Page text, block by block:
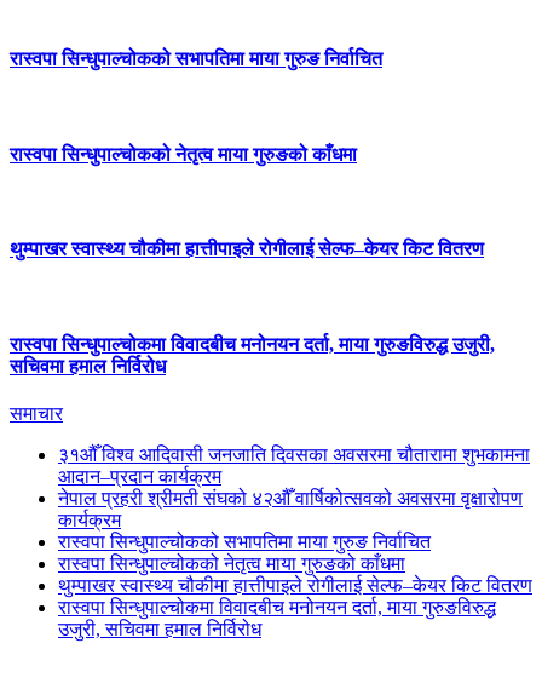
रास्वपा सिन्धुपाल्चोकको सभापतिमा माया गुरुङ निर्वाचित
रास्वपा सिन्धुपाल्चोकको नेतृत्व माया गुरुङको काँधमा
थुम्पाखर स्वास्थ्य चौकीमा हात्तीपाइले रोगीलाई सेल्फ–केयर किट वितरण
रास्वपा सिन्धुपाल्चोकमा विवादबीच मनोनयन दर्ता, माया गुरुङविरुद्ध उजुरी,
सचिवमा हमाल निर्विरोध
समाचार
३१औँ विश्व आदिवासी जनजाति दिवसका अवसरमा चौतारामा शुभकामना
आदान–प्रदान कार्यक्रम
नेपाल प्रहरी श्रीमती संघको ४२औँ वार्षिकोत्सवको अवसरमा वृक्षारोपण
कार्यक्रम
रास्वपा सिन्धुपाल्चोकको सभापतिमा माया गुरुङ निर्वाचित
रास्वपा सिन्धुपाल्चोकको नेतृत्व माया गुरुङको काँधमा
थुम्पाखर स्वास्थ्य चौकीमा हात्तीपाइले रोगीलाई सेल्फ–केयर किट वितरण
रास्वपा सिन्धुपाल्चोकमा विवादबीच मनोनयन दर्ता, माया गुरुङविरुद्ध
उजुरी, सचिवमा हमाल निर्विरोध